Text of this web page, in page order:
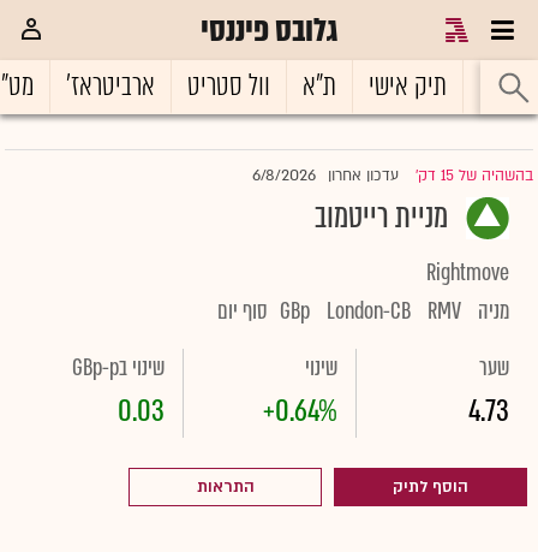
גלובס פיננסי
ראשי תיק אישי ת"א וול סטריט ארביטראז'
בהשהיה של 15 דק' |עדכון אחרון 6/8/2026
מניית רייטמוב
Rightmove
מניה RMV
London-CB
GBp סוף יום
שער
4.73
שינוי
+0.64%
שינוי בGBp-p
0.03
הוסף לתיק התראות